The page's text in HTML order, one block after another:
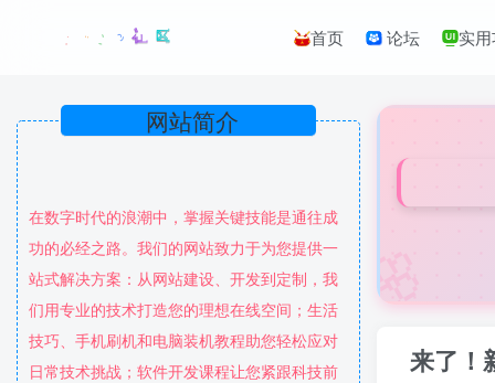
首页 论坛 实
在数字时代的浪潮中，掌握关键技能是通往成
功的必经之路。我们的网站致力于为您提供一
站式解决方案：从网站建设、开发到定制，我
们用专业的技术打造您的理想在线空间；生活
技巧、手机刷机和电脑装机教程助您轻松应对
日常技术挑战；软件开发课程让您紧跟科技前
🌸
来了！